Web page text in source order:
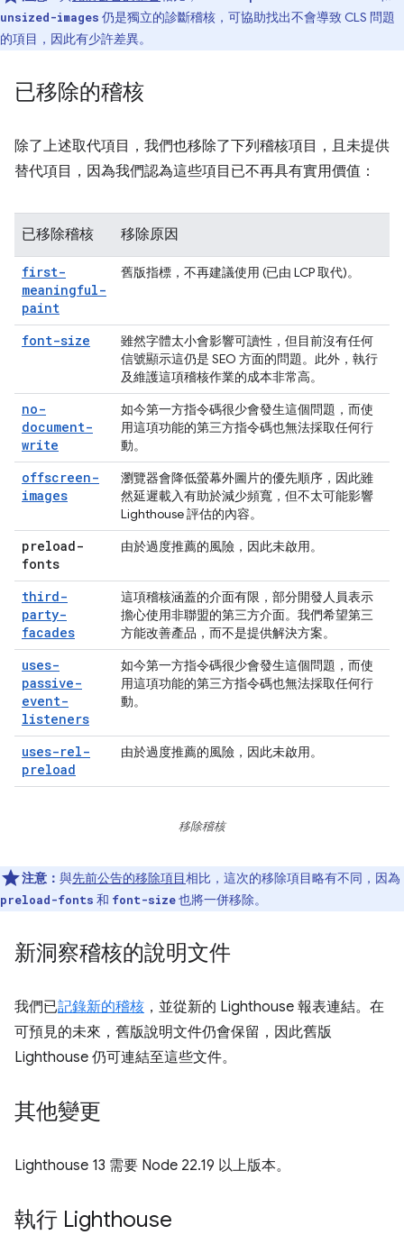
unsized-images 仍是獨立的診斷稽核，可協助找出不會導致 CLS 問題
的項目，因此有少許差異。
已移除的稽核
除了上述取代項目，我們也移除了下列稽核項目，且未提供
替代項目，因為我們認為這些項目已不再具有實用價值：
已移除稽核 移除原因
first-
meaningful-
paint
舊版指標，不再建議使用 (已由 LCP 取代)。
font-size
雖然字體太小會影響可讀性，但目前沒有任何
信號顯示這仍是 SEO 方面的問題。此外，執行
及維護這項稽核作業的成本非常高。
no-
document-
write
如今第一方指令碼很少會發生這個問題，而使
用這項功能的第三方指令碼也無法採取任何行
動。
offscreen-
images
瀏覽器會降低螢幕外圖片的優先順序，因此雖
然延遲載入有助於減少頻寬，但不太可能影響
Lighthouse 評估的內容。
preload-
fonts
由於過度推薦的風險，因此未啟用。
third-
party-
facades
這項稽核涵蓋的介面有限，部分開發人員表示
擔心使用非聯盟的第三方介面。我們希望第三
方能改善產品，而不是提供解決方案。
uses-
passive-
event-
listeners
如今第一方指令碼很少會發生這個問題，而使
用這項功能的第三方指令碼也無法採取任何行
動。
uses-rel-
preload
由於過度推薦的風險，因此未啟用。
移除稽核
注意： 與先前公告的移除項目相比，這次的移除項目略有不同，因為
preload-fonts 和 font-size也將一併移除。
新洞察稽核的說明文件
我們已記錄新的稽核 ，並從新的 Lighthouse 報表連結。在
可預見的未來，舊版說明文件仍會保留，因此舊版
Lighthouse 仍可連結至這些文件。
其他變更
Lighthouse 13 需要 Node 22.19 以上版本。
執行 Lighthouse